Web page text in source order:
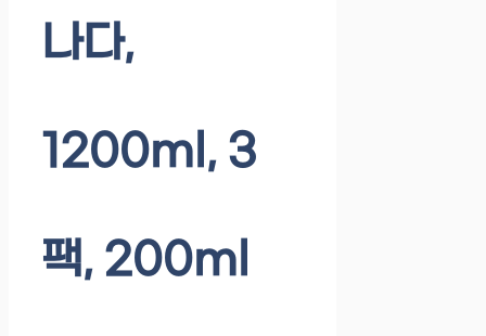
나다,
1200ml, 3
팩, 200ml